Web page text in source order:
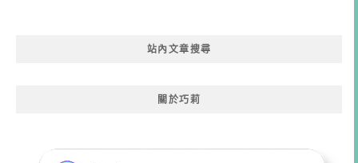
站內文章搜尋
關於巧莉